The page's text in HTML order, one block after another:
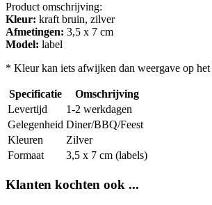
Product omschrijving:
Kleur: kraft bruin, zilver
Afmetingen: 3,5 x 7 cm
Model: label
* Kleur kan iets afwijken dan weergave op het
Specificatie
Omschrijving
Levertijd
1-2 werkdagen
Gelegenheid Diner/BBQ/Feest
Kleuren
Zilver
Formaat
3,5 x 7 cm (labels)
Klanten kochten ook ...